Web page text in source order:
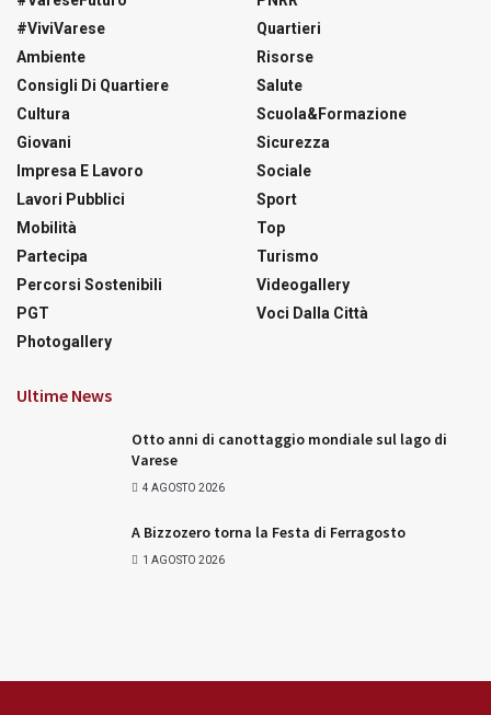
#ViviVarese
Ambiente
Consigli Di Quartiere
Cultura
Giovani
Impresa E Lavoro
Lavori Pubblici
Mobilità
Partecipa
Percorsi Sostenibili
PGT
Photogallery
Quartieri
Risorse
Salute
Scuola&Formazione
Sicurezza
Sociale
Sport
Top
Turismo
Videogallery
Voci Dalla Città
Ultime News
Otto anni di canottaggio mondiale sul lago di
Varese
4 AGOSTO 2026
A Bizzozero torna la Festa di Ferragosto
1 AGOSTO 2026